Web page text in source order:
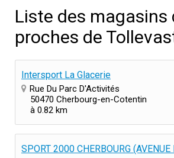
Liste des magasins
proches de
Intersport La Glacerie
Rue Du Parc D'Activités
50470 Cherbourg-en-Cotentin
à 0.82 km
SPORT 2000 CHERBOURG